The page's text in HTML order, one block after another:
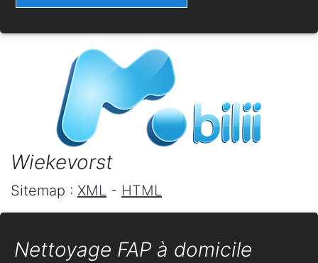
Wiekevorst
Sitemap : XML - HTML
Nettoyage FAP à domicile